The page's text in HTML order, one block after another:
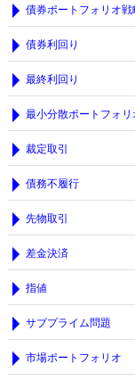
債券ポートフォリオ戦
債券利回り
最終利回り
最小分散ポートフォリ
裁定取引
債務不履行
先物取引
差金決済
指値
サブプライム問題
市場ポートフォリオ